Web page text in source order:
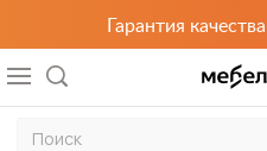
Гарантия